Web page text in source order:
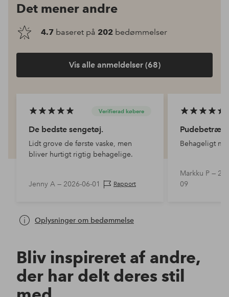
Det mener andre
4.7 baseret på 202 bedømmelser
Vis alle anmeldelser (68)
Verifierad købere
De bedste sengetøj.
Lidt grove de første vaske, men
bliver hurtigt rigtig behagelige.
Jenny A — 2026-06-01 Rapport
Pudebetræk
Behageligt
Markku P —
09
Oplysninger om bedømmelse
Bliv inspireret af andre,
der har delt deres stil